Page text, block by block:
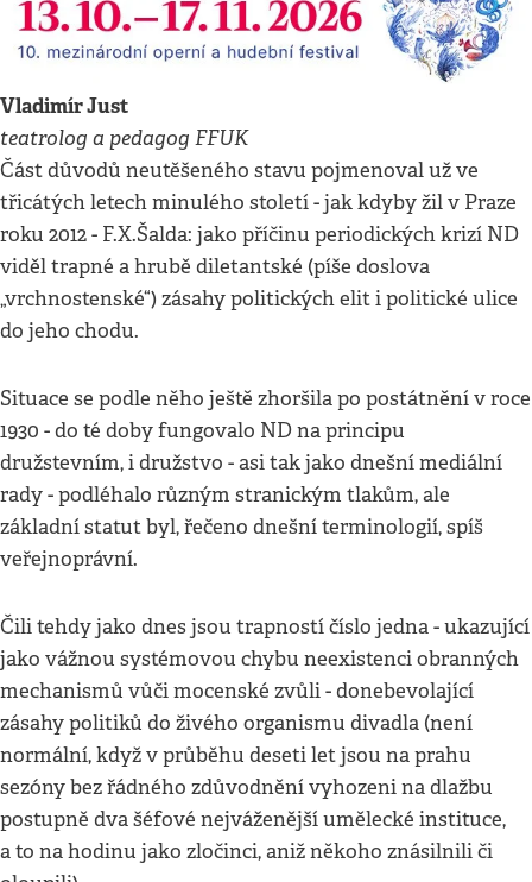
Vladimír Just
teatrolog a pedagog FFUK
Část důvodů neutěšeného stavu pojmenoval už ve
třicátých letech minulého století - jak kdyby žil v Praze
roku 2012 - F.X.Šalda: jako příčinu periodických krizí ND
viděl trapné a hrubě diletantské (píše doslova
„vrchnostenské“) zásahy politických elit i politické ulice
do jeho chodu.
Situace se podle něho ještě zhoršila po postátnění v roce
1930 - do té doby fungovalo ND na principu
družstevním, i družstvo - asi tak jako dnešní mediální
rady - podléhalo různým stranickým tlakům, ale
základní statut byl, řečeno dnešní terminologií, spíš
veřejnoprávní.
Čili tehdy jako dnes jsou trapností číslo jedna - ukazující
jako vážnou systémovou chybu neexistenci obranných
mechanismů vůči mocenské zvůli - donebevolající
zásahy politiků do živého organismu divadla (není
normální, když v průběhu deseti let jsou na prahu
sezóny bez řádného zdůvodnění vyhozeni na dlažbu
postupně dva šéfové nejváženější umělecké instituce,
a to na hodinu jako zločinci, aniž někoho znásilnili či